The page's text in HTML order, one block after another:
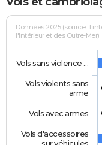
Données 2025 (source :
l'Intérieur et des Outre-Mer)
Vols sans violence …
Vols violents sans
arme
Vols avec armes
Vols d'accessoires